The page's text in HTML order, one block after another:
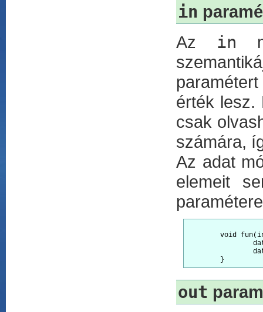
in
Az in
érték lesz.
csak
számára,
Az adat
elemeit
out